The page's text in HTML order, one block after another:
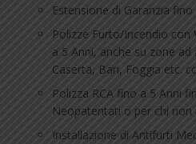
Estensione di Garanzia
Polizze Furto/Incendio con
a 5 Anni, anche su zone
Caserta, Bari, Foggia etc.
Polizza RCA fino a 5 Anni
Neopatentati o per chi
Installazione di Antifurti